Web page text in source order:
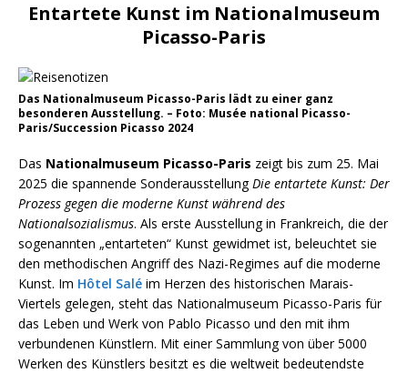
Entartete Kunst im Nationalmuseum
Picasso-Paris
Das Nationalmuseum Picasso-Paris lädt zu einer ganz
besonderen Ausstellung. – Foto: Musée national Picasso-
Paris/Succession Picasso 2024
Das Nationalmuseum Picasso-Paris zeigt bis zum 25. Mai
2025 die spannende SonderausstellungDie entartete Kunst: Der
Prozess gegen die moderne Kunst während des
Nationalsozialismus. Als erste Ausstellung in Frankreich, die der
sogenannten „entarteten“ Kunst gewidmet ist, beleuchtet sie
den methodischen Angriff des Nazi-Regimes auf die moderne
Kunst. Im Hôtel Salé im Herzen des historischen Marais-
Viertels gelegen, steht das Nationalmuseum Picasso-Paris für
das Leben und Werk von Pablo Picasso und den mit ihm
verbundenen Künstlern. Mit einer Sammlung von über 5000
Werken des Künstlers besitzt es die weltweit bedeutendste